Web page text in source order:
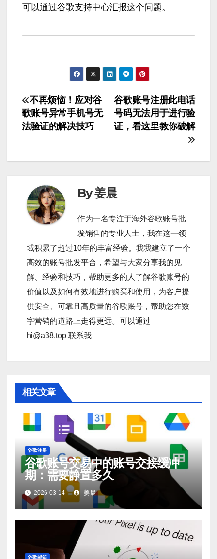
可以通过谷歌支持中心汇报这个问题。
文
章
覽
谷歌账号注册此电话
号码无法用于进行验
证，看这里教你破解
不再烦恼！应对谷
歌账号异常手机号无
法验证的解决技巧
By 姜晨
作为一名专注于海外谷歌账号批
发销售的专业人士，我在这一领
域积累了超过10年的丰富经验。我我建立了一个
高效的账号批发平台，希望与大家分享我的见
解、经验和技巧，帮助更多的人了解谷歌账号的
价值以及如何有效地进行购买和使用，为客户提
供安全、可靠且高质量的谷歌账号，帮助您在数
字营销的道路上走得更远。可以通过
hi@a38.top 联系我
相关文章
谷歌注册
谷歌账号交易中的账号交接缓冲
期：需要静置多久
2026-03-14 姜晨
谷歌邮箱